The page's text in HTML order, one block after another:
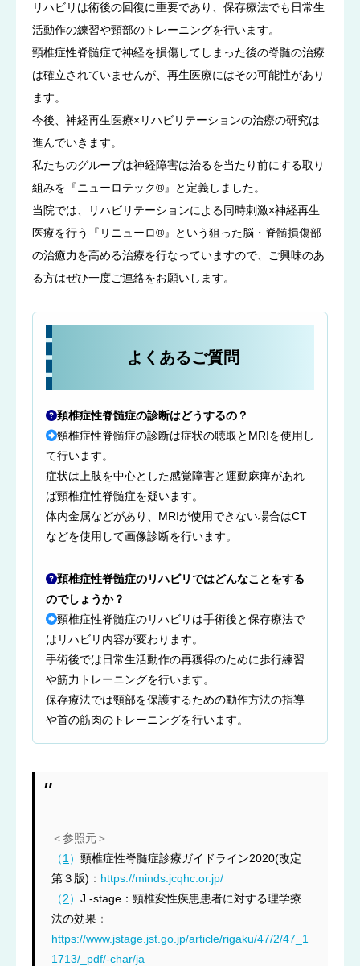
リハビリは術後の回復に重要であり、保存療法でも日常生
活動作の練習や頸部のトレーニングを行います。
頸椎症性脊髄症で神経を損傷してしまった後の脊髄の治療
は確立されていませんが、再生医療にはその可能性があり
ます。
今後、神経再生医療×リハビリテーションの治療の研究は
進んでいきます。
私たちのグループは神経障害は治るを当たり前にする取り
組みを『ニューロテック®』と定義しました。
当院では、リハビリテーションによる同時刺激×神経再生
医療を行う『リニューロ®』という狙った脳・脊髄損傷部
の治癒力を高める治療を行なっていますので、ご興味のあ
る方はぜひ一度ご連絡をお願いします。
よくあるご質問
頚椎症性脊髄症の診断はどうするの？
頸椎症性脊髄症の診断は症状の聴取とMRIを使用し
て行います。
症状は上肢を中心とした感覚障害と運動麻痺があれ
ば頸椎症性脊髄症を疑います。
体内金属などがあり、MRIが使用できない場合はCT
などを使用して画像診断を行います。
頚椎症性脊髄症のリハビリではどんなことをする
のでしょうか？
頸椎症性脊髄症のリハビリは手術後と保存療法で
はリハビリ内容が変わります。
手術後では日常生活動作の再獲得のために歩行練習
や筋力トレーニングを行います。
保存療法では頸部を保護するための動作方法の指導
や首の筋肉のトレーニングを行います。
＜参照元＞
（1 ） 頸椎症性脊髄症診療ガイドライン2020(改定
第３版) ： https://minds.jcqhc.or.jp/
（2） J -stage：頸椎変性疾患患者に対する理学療
法の効果 ：
https://www.jstage.jst.go.jp/article/rigaku/47/2/47_1
1713/_pdf/-char/ja